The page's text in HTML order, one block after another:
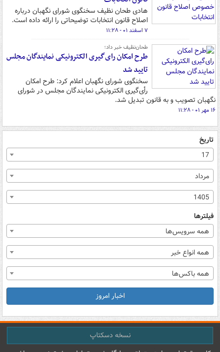
هادی طحان نظیف سخنگوی شورای نگهبان درباره
اصلاح قانون انتخابات توضیحاتی را ارائه داده است.
۷ اسفند ۰۱ - ۱۱:۲۸
طحان‌نظیف خبر داد؛
طرح امکان رای‌گیری الکترونیکی نمایندگان مجلس
تایید شد
سخنگوی شورای نگهبان اعلام کرد: طرح امکان
رأی‌گیری الکترونیکی نمایندگان مجلس در شورای
نگهبان تصویب و به قانون تبدیل شد.
۱۶ مهر ۰۱ - ۱۱:۲۸
تاریخ
17
مرداد
1405
فیلترها
همه سرویس‌ها
همه انواع خبر
همه باکس‌ها
اخبار امروز
نسخه دسکتاپ